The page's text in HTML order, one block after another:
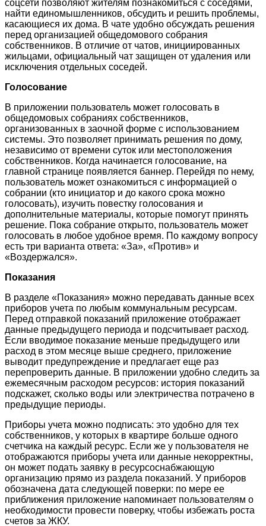
соцсети позволяют жителям познакомиться с соседями,
найти единомышленников, обсудить и решить проблемы,
касающиеся их дома. В чате удобно обсуждать решения
перед организацией общедомового собрания
собственников. В отличие от чатов, инициированных
жильцами, официальный чат защищен от удаления или
исключения отдельных соседей.
Голосование
В приложении пользователь может голосовать в
общедомовых собраниях собственников,
организованных в заочной форме с использованием
системы. Это позволяет принимать решения по дому,
независимо от времени суток или местоположения
собственников. Когда начинается голосование, на
главной странице появляется баннер. Перейдя по нему,
пользователь может ознакомиться с информацией о
собрании (кто инициатор и до какого срока можно
голосовать), изучить повестку голосования и
дополнительные материалы, которые помогут принять
решение. Пока собрание открыто, пользователь может
голосовать в любое удобное время. По каждому вопросу
есть три варианта ответа: «За», «Против» и
«Воздержался».
Показания
В разделе «Показания» можно передавать данные всех
приборов учета по любым коммунальным ресурсам.
Перед отправкой показаний приложение отображает
данные предыдущего периода и подсчитывает расход.
Если вводимое показание меньше предыдущего или
расход в этом месяце выше среднего, приложение
выводит предупреждение и предлагает еще раз
перепроверить данные. В приложении удобно следить за
ежемесячным расходом ресурсов: история показаний
подскажет, сколько воды или электричества потрачено в
предыдущие периоды.
Приборы учета можно подписать: это удобно для тех
собственников, у которых в квартире больше одного
счетчика на каждый ресурс. Если же у пользователя не
отображаются приборы учета или данные некорректны,
он может подать заявку в ресурсоснабжающую
организацию прямо из раздела показаний. У приборов
обозначена дата следующей поверки: по мере ее
приближения приложение напоминает пользователям о
необходимости провести поверку, чтобы избежать роста
счетов за ЖКУ.